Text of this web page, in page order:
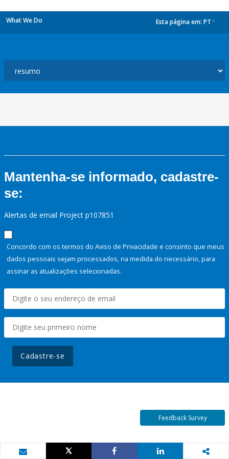
What We Do Esta página em: PT
Mantenha-se informado, cadastre-
se:
Alertas de email Project p107851
Concordo com os termos do Aviso de Privacidade e consinto que meus
dados pessoais sejam processados, na medida do necessário, para
assinar as atualizações selecionadas.
Cadastre-se
Feedback Survey